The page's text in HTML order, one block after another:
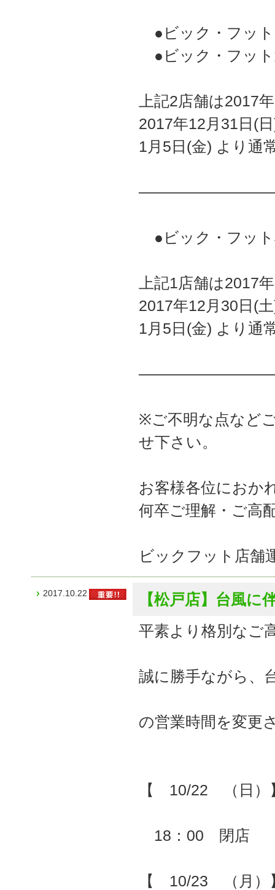
●ビック・フッ
●ビック・フット
上記2店舗は2017
2017年12月31日(
1月5日(金) より通
●ビック・フッ
上記1店舗は2017
2017年12月30日(
1月5日(金) より通
※ご不明な点など
せ下さい。
お客様各位におか
何卒ご理解・ご高
ビックフット店舗
2017.10.22
【松戸店】台風に
平素より格別なご
誠に勝手ながら、
の営業時間を変更
【 10/22 （日）
18：00 閉店
【 10/23 （月）